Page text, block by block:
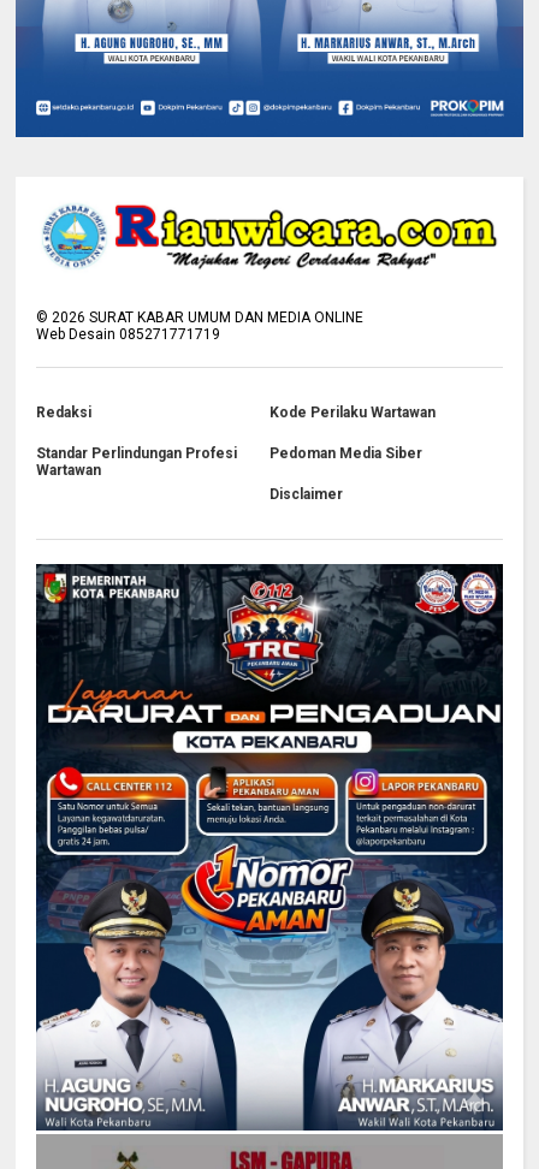
©2026 SURAT KABAR UMUM DAN MEDIA ONLINE
Web Desain 085271771719
Redaksi Kode Perilaku Wartawan
Standar Perlindungan Profesi
Wartawan
Pedoman Media Siber
Disclaimer